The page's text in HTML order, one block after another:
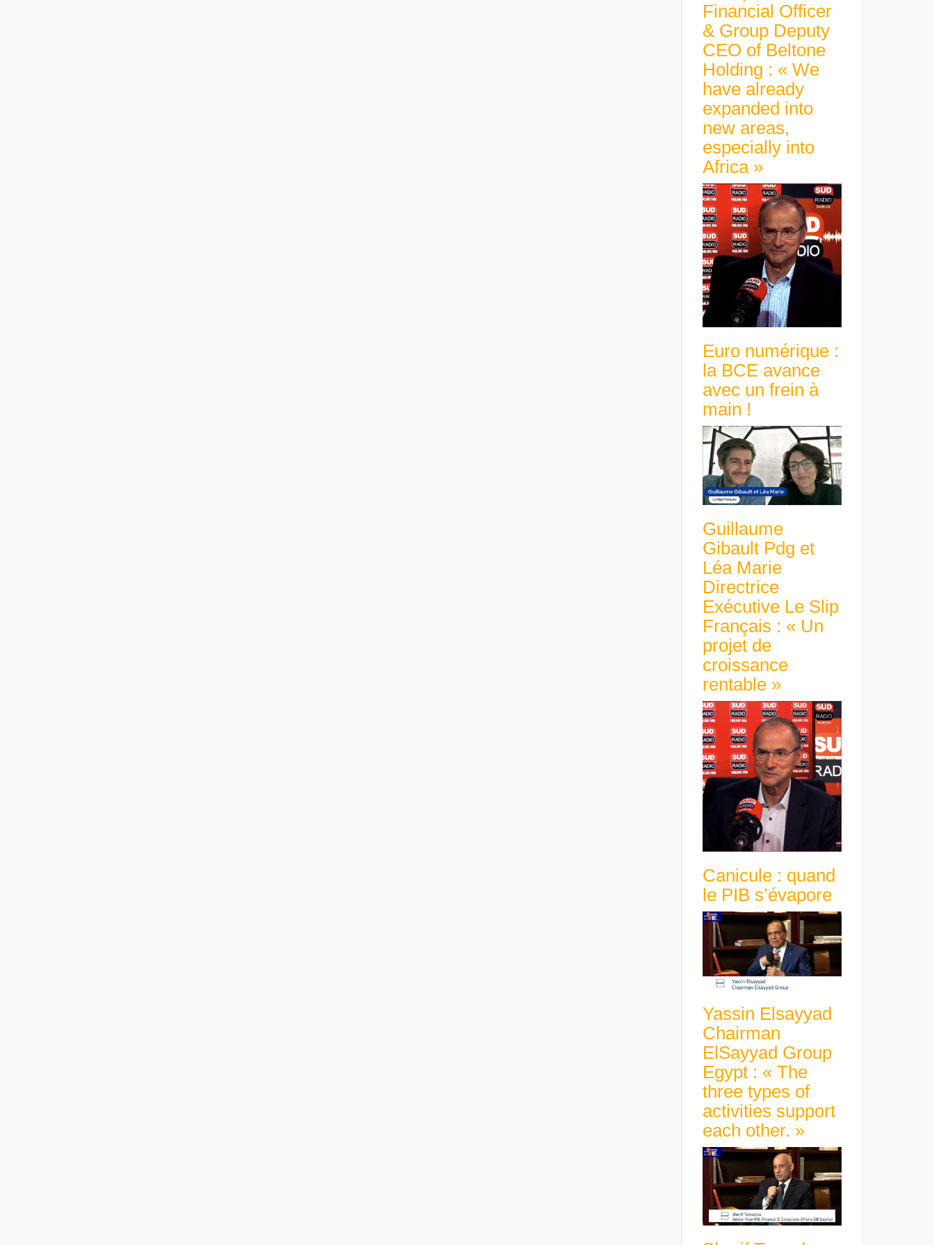
Financial Officer
& Group Deputy
CEO of Beltone
Holding : « We
have already
expanded into
new areas,
especially into
Africa »
Euro numérique :
la BCE avance
avec un frein à
main !
Guillaume
Gibault Pdg et
Léa Marie
Directrice
Exécutive Le Slip
Français : « Un
projet de
croissance
rentable »
Canicule : quand
le PIB s’évapore
Yassin Elsayyad
Chairman
ElSayyad Group
Egypt : « The
three types of
activities support
each other. »